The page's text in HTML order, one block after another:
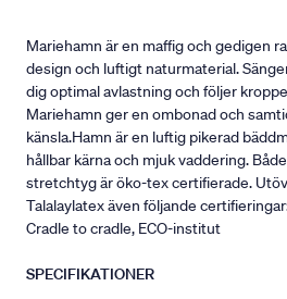
Mariehamn är en maffig och gedigen
design och luftigt naturmaterial.
dig optimal avlastning och följer
Mariehamn ger en ombonad och
känsla.Hamn är en luftig pikerad
hållbar kärna och mjuk vaddering.
stretchtyg är öko-tex certifierade.
Talalaylatex även följande
Cradle to cradle, ECO-institut
SPECIFIKATIONER